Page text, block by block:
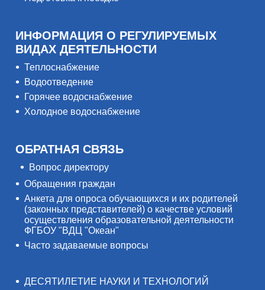
ИНФОРМАЦИЯ О РЕГУЛИРУЕМЫХ
ВИДАХ ДЕЯТЕЛЬНОСТИ
Теплоснабжение
Водоотведение
Горячее водоснабжение
Холодное водоснабжение
ОБРАТНАЯ СВЯЗЬ
Вопрос директору
Обращения граждан
Анкета для опроса обучающихся и их родителей
(законных представителей) о качестве условий
осуществления образовательной деятельности
ФГБОУ "ВДЦ "Океан"
Часто задаваемые вопросы
ДЕСЯТИЛЕТИЕ НАУКИ И ТЕХНОЛОГИЙ